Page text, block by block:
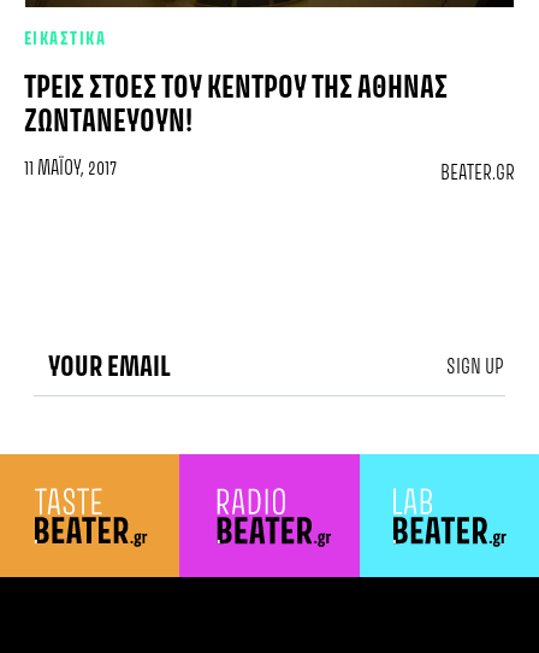
ΕΙΚΑΣΤΙΚΑ
ΤΡΕΙΣ ΣΤΟΈΣ ΤΟΥ ΚΈΝΤΡΟΥ ΤΗΣ ΑΘΉΝΑΣ
ΖΩΝΤΑΝΕΎΟΥΝ!
11 ΜΑΪ́ΟΥ, 2017 BEATER.GR
SIGN UP